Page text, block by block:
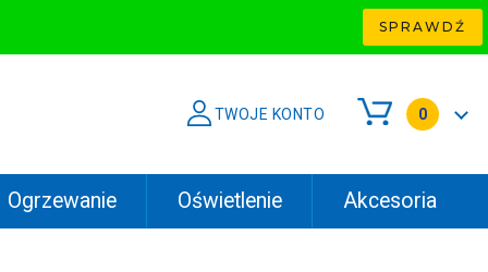
SPRAWDŹ
TWOJE KONTO 0
Ogrzewanie Oświetlenie Akcesoria